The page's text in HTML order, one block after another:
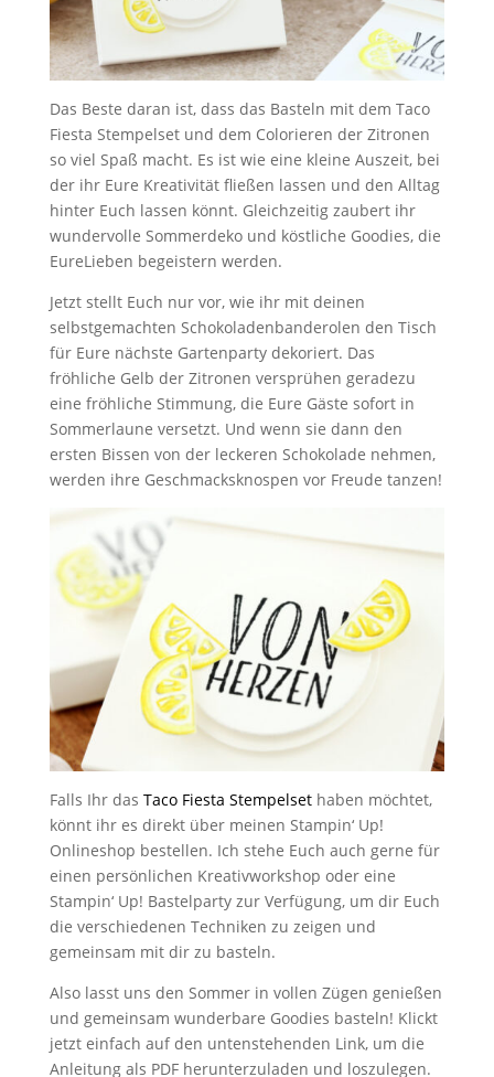
Das Beste daran ist, dass das Basteln mit dem Taco
Fiesta Stempelset und dem Colorieren der Zitronen
so viel Spaß macht. Es ist wie eine kleine Auszeit, bei
der ihr Eure Kreativität fließen lassen und den Alltag
hinter Euch lassen könnt. Gleichzeitig zaubert ihr
wundervolle Sommerdeko und köstliche Goodies, die
EureLieben begeistern werden.
Jetzt stellt Euch nur vor, wie ihr mit deinen
selbstgemachten Schokoladenbanderolen den Tisch
für Eure nächste Gartenparty dekoriert. Das
fröhliche Gelb der Zitronen versprühen geradezu
eine fröhliche Stimmung, die Eure Gäste sofort in
Sommerlaune versetzt. Und wenn sie dann den
ersten Bissen von der leckeren Schokolade nehmen,
werden ihre Geschmacksknospen vor Freude tanzen!
Falls Ihr das Taco Fiesta Stempelsethaben möchtet,
könnt ihr es direkt über meinen Stampin‘ Up!
Onlineshop bestellen. Ich stehe Euch auch gerne für
einen persönlichen Kreativworkshop oder eine
Stampin‘ Up! Bastelparty zur Verfügung, um dir Euch
die verschiedenen Techniken zu zeigen und
gemeinsam mit dir zu basteln.
Also lasst uns den Sommer in vollen Zügen genießen
und gemeinsam wunderbare Goodies basteln! Klickt
jetzt einfach auf den untenstehenden Link, um die
Anleitung als PDF herunterzuladen und loszulegen.